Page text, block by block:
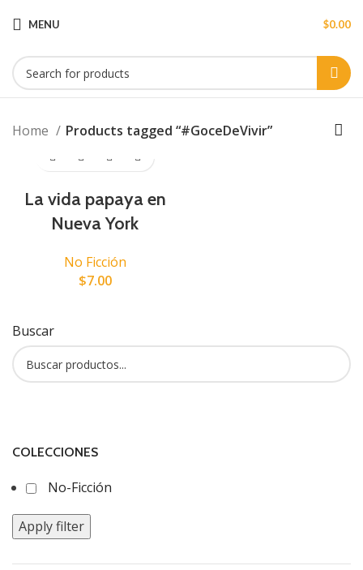
MENU $0.00
Buscar
COLECCIONES
No-Ficción
Apply filter
Home Products tagged “#GoceDeVivir”
La vida papaya en
Nueva York
No Ficción
$7.00